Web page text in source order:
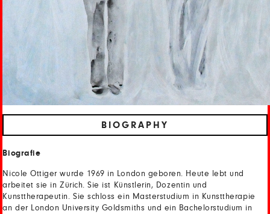
BIOGRAPHY
Biografie
Nicole Ottiger wurde 1969 in London geboren. Heute lebt und
arbeitet sie in Zürich. Sie ist Künstlerin, Dozentin und
Kunsttherapeutin. Sie schloss ein Masterstudium in Kunsttherapie
an der London University Goldsmiths und ein Bachelorstudium in